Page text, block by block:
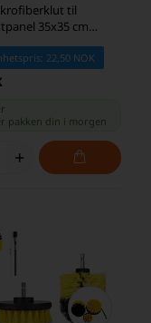
til
35x35 cm
Gul
22,50 NOK
pakken din i morgen
+